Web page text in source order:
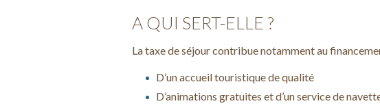
A QUI SERT-ELLE ?
La taxe de séjour contribue notamment au
D’un accueil touristique de qualité
D’animations gratuites et d’un service de